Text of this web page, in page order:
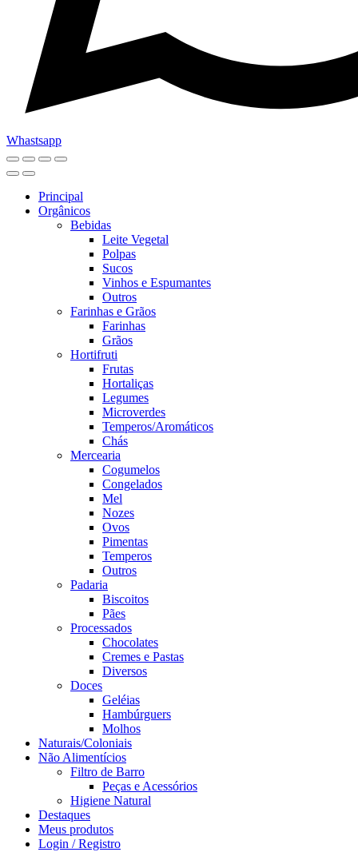
Whastsapp
Principal
Orgânicos
Bebidas
Leite Vegetal
Polpas
Sucos
Vinhos e Espumantes
Outros
Farinhas e Grãos
Farinhas
Grãos
Hortifruti
Frutas
Hortaliças
Legumes
Microverdes
Temperos/Aromáticos
Chás
Mercearia
Cogumelos
Congelados
Mel
Nozes
Ovos
Pimentas
Temperos
Outros
Padaria
Biscoitos
Pães
Processados
Chocolates
Cremes e Pastas
Diversos
Doces
Geléias
Hambúrguers
Molhos
Naturais/Coloniais
Não Alimentícios
Filtro de Barro
Peças e Acessórios
Higiene Natural
Destaques
Meus produtos
Login / Registro